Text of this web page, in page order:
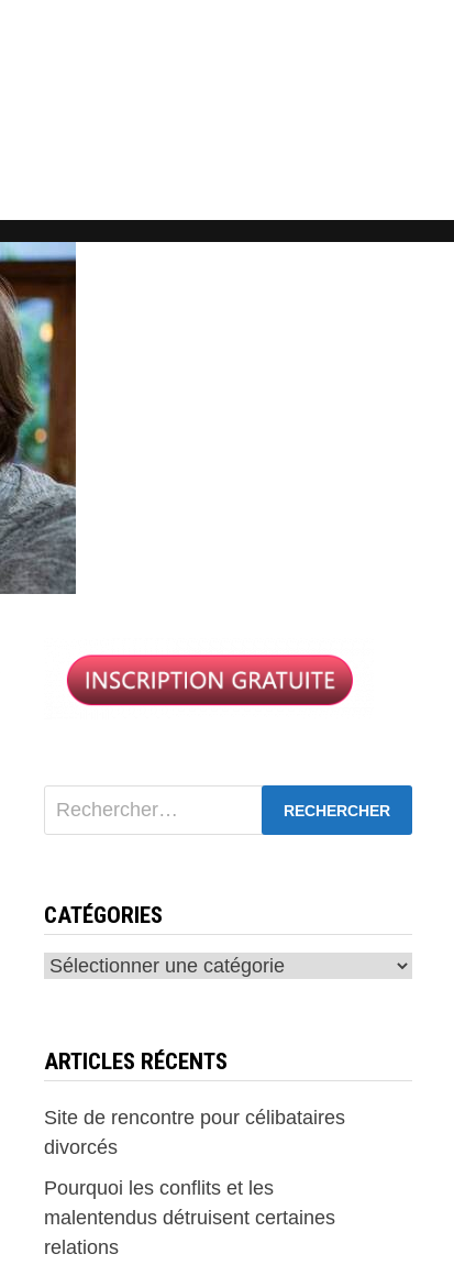
Rechercher :
CATÉGORIES
Catégories
ARTICLES RÉCENTS
Site de rencontre pour célibataires
divorcés
Pourquoi les conflits et les
malentendus détruisent certaines
relations